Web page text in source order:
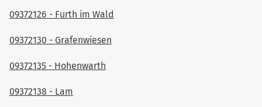
09372126 - Furth im Wald
09372130 - Grafenwiesen
09372135 - Hohenwarth
09372138 - Lam